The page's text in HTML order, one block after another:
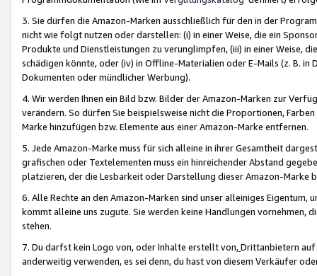
3. Sie dürfen die Amazon-Marken ausschließlich für den in der
nicht wie folgt nutzen oder darstellen: (i) in einer Weise, die ein
Produkte und Dienstleistungen zu verunglimpfen, (iii) in einer Weise,
schädigen könnte, oder (iv) in Offline-Materialien oder E-Mails (z. B. in
Dokumenten oder mündlicher Werbung).
4. Wir werden Ihnen ein Bild bzw. Bilder der Amazon-Marken zur
verändern. So dürfen Sie beispielsweise nicht die Proportionen,
Marke hinzufügen bzw. Elemente aus einer Amazon-Marke entfernen.
5. Jede Amazon-Marke muss für sich alleine in ihrer Gesamtheit
grafischen oder Textelementen muss ein hinreichender Abstand
platzieren, der die Lesbarkeit oder Darstellung dieser Amazon-Marke
6. Alle Rechte an den Amazon-Marken sind unser alleiniges
kommt alleine uns zugute. Sie werden keine Handlungen vornehmen,
stehen.
7. Du darfst kein Logo von, oder Inhalte erstellt von,Drittanbietern auf
anderweitig verwenden, es sei denn, du hast von diesem Verkäufer